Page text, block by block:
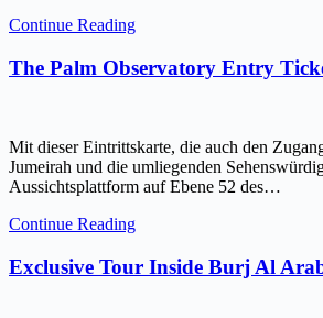
Continue Reading
The Palm Observatory Entry
Mit dieser Eintrittskarte, die auch den
Jumeirah und die umliegenden
Aussichtsplattform auf Ebene 52 des…
Continue Reading
Exclusive Tour Inside Burj Al